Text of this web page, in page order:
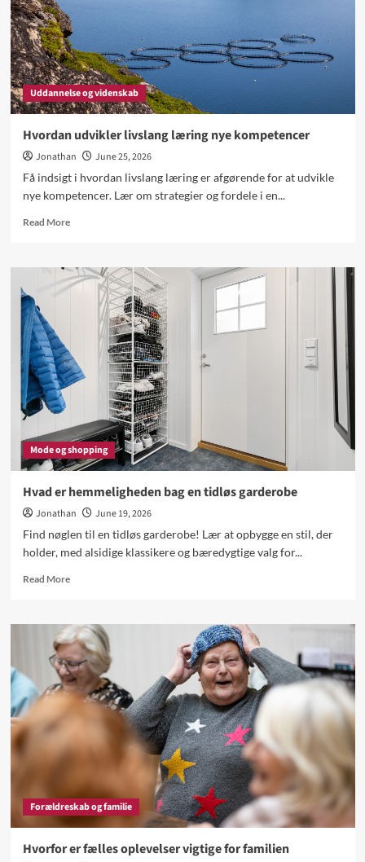
Uddannelse og videnskab
Hvordan udvikler livslang læring nye kompetencer
Jonathan
June 25, 2026
Få indsigt i hvordan livslang læring er afgørende for at udvikle
nye kompetencer. Lær om strategier og fordele i en...
Read MoreRead
Hvordan
udvikler
kompetencer
Mode og shopping
Hvad er hemmeligheden bag en tidløs garderobe
Jonathan
June 19, 2026
Find nøglen til en tidløs garderobe! Lær at opbygge en stil, der
holder, med alsidige klassikere og bæredygtige valg for...
Read MoreRead
Hvad
er
hemmeligheden
bag
en
tidløs
Forældreskab og familie
Hvorfor er fælles oplevelser vigtige for familien